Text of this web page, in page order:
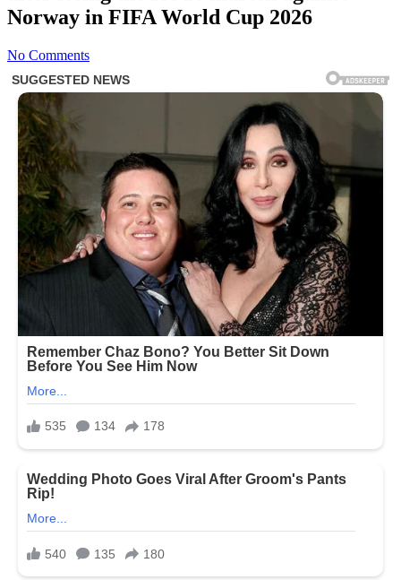
Norway in FIFA World Cup 2026
No Comments